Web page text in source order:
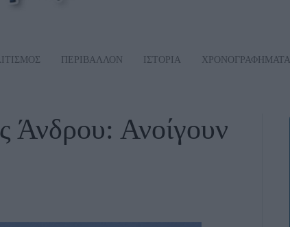
ΠΕΡΙΒΑΛΛΟΝ ΙΣΤΟΡΙΑ ΧΡΟΝΟΓΡΑΦΗΜΑΤΑ
Άνδρου: Ανοίγουν